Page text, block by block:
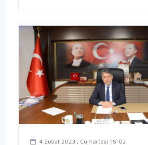
4 Şubat 2023 , Cumartesi 16:02